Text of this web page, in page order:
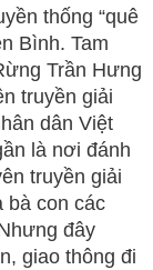
thống “quê
Bình. Tam
Trần Hưng
truyền giải
dân Việt
là nơi đánh
truyền giải
bà con các
đây
giao thông đi